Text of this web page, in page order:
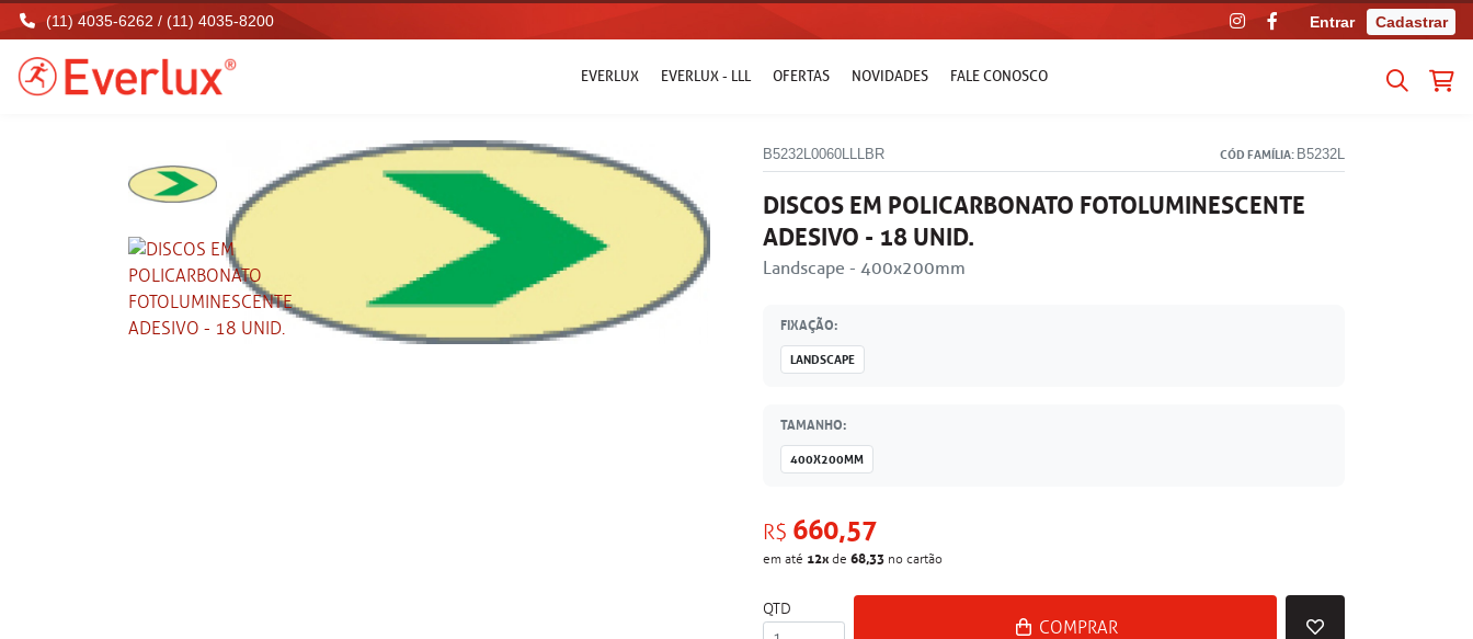
(11) 4035-6262 / (11) 4035-8200 Entrar Cadastrar
EVERLUX EVERLUX - LLL OFERTAS NOVIDADES FALE CONOSCO
B5232L0060LLLBR CÓD FAMÍLIA: B5232L
DISCOS EM POLICARBONATO FOTOLUMINESCENTE
ADESIVO - 18 UNID.
Landscape - 400x200mm
FIXAÇÃO:
LANDSCAPE
TAMANHO:
400X200MM
R$ 660,57
em até 12x de 68,33 no cartão
QTD
COMPRAR